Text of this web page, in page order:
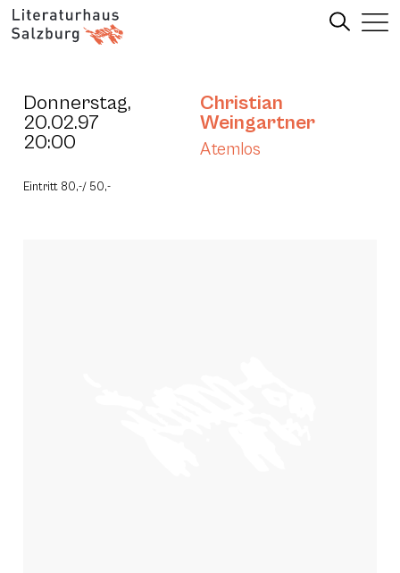
Donnerstag,
20.02.97
20:00
Christian
Weingartner
Atemlos
Eintritt 80,-/ 50,-